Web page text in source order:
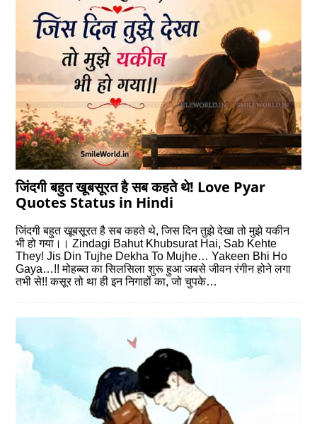
जिंदगी बहुत खूबसूरत है सब कहते थे! Love Pyar
Quotes Status in Hindi
जिंदगी बहुत खूबसूरत है सब कहते थे, जिस दिन तुझे देखा तो मुझे यकीन
भी हो गया।। Zindagi Bahut Khubsurat Hai, Sab Kehte
They! Jis Din Tujhe Dekha To Mujhe… Yakeen Bhi Ho
Gaya…!! मोहब्‍ब्‍त का सिलसिला शुरू हुआ जबसे जीवन रंगीन होने लगा
तभी से!! कसूर तो था ही इन निगाहों का, जो चुपके…